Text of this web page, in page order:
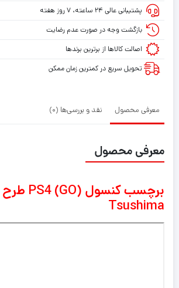
طرح
Ghost
Tsushima
پشتیبانی عالی ۲۴ ساعته، ۷ روز هفته
بازگشت وجه در صورت عدم رضایت
اصالت کالاها از برترین برندها
تحویل سریع در کمترین زمان ممکن
معرفی محصول نقد و بررسی‌ها (0)
معرفی محصول
Tsushima